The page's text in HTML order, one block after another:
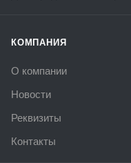
КОМПАНИЯ
О компании
Новости
Реквизиты
Контакты